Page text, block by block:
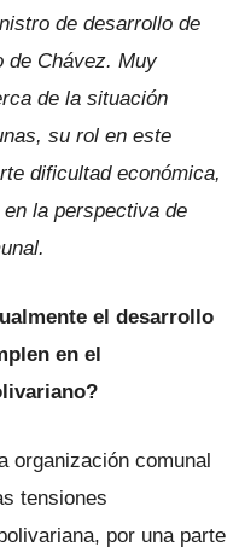
de desarrollo de
de Chávez. Muy
de la situación
su rol en este
dificultad económica,
la perspectiva de
el desarrollo
en el
organización comunal
tensiones
por una parte